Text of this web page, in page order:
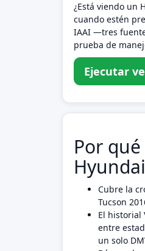
¿Está viendo un
cuando estén
IAAI —tres
prueba de
Ejecutar
Por
Cubre la
Tucson
El historial
entre
un solo